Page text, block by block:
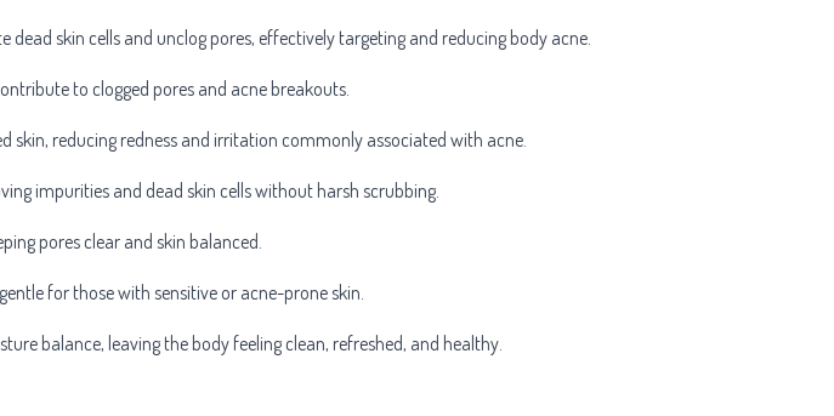
dead skin cells and unclog pores, effectively targeting and reducing body acne.
to clogged pores and acne breakouts.
skin, reducing redness and irritation commonly associated with acne.
impurities and dead skin cells without harsh scrubbing.
pores clear and skin balanced.
for those with sensitive or acne-prone skin.
balance, leaving the body feeling clean, refreshed, and healthy.